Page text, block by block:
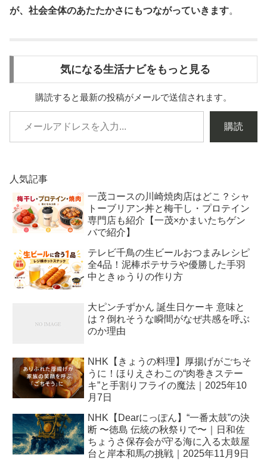
が、社会全体のあたたかさにもつながっていきます。
気になる生活ナビをもっと見る
購読すると最新の投稿がメールで送信されます。
購読
人気記事
一茂コースの川崎焼肉店はどこ？シャ
トーブリアン丼と梅干し・プロテイン
専門店も紹介【一茂×かまいたちゲン
バで紹介】
テレビ千鳥の生ビールおつまみレシピ
全4品！泥棒ポテサラや優勝した手羽
中ときゅうりの作り方
大ピンチずかん 誕生日ケーキ 意味と
は？倒れそうな瞬間がなぜ共感を呼ぶ
のか理由
NHK【きょうの料理】厚揚げがごちそ
うに！ほりえさわこの“肉巻きステー
キ”と手割りフライの魔法｜2025年10
月7日
NHK【Dearにっぽん】“一番太鼓”の決
断 〜徳島 伝統の秋祭りで〜｜日和佐
ちょうさ保存会が守る海に入る太鼓屋
台と岸本和馬の挑戦｜2025年11月9日